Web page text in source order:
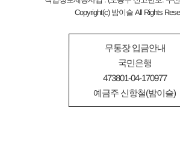
Copyright(c) 밤이슬 All Rights
무통장 입금안내
국민은행
473801-04-170977
예금주 신항철(밤이슬)